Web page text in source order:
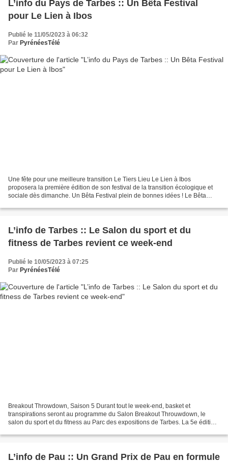
L’info du Pays de Tarbes :: Un Bêta Festival
pour Le Lien à Ibos
Publié le 11/05/2023 à 06:32
Par PyrénéesTélé
Une fête pour une meilleure transition Le Tiers Lieu Le Lien à Ibos
proposera la première édition de son festival de la transition écologique et
sociale dès dimanche. Un Bêta Festival plein de bonnes idées ! Le Bêta
L’info de Tarbes :: Le Salon du sport et du
fitness de Tarbes revient ce week-end
Publié le 10/05/2023 à 07:25
Par PyrénéesTélé
Breakout Throwdown, Saison 5 Durant tout le week-end, basket et
transpirations seront au programme du Salon Breakout Throuwdown, le
salon du sport et du fitness au Parc des expositions de Tarbes. La 5e édition
L’info de Pau :: Un Grand Prix de Pau en formule